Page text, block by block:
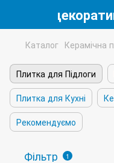
Каталог Керамічна
Плитка для Підлоги
Плитка для Кухні
Рекомендуємо
Фільтр 1